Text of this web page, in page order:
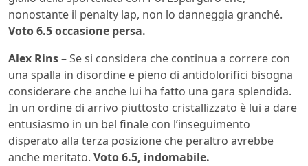
nonostante il penalty lap, non lo danneggia granché.
Voto 6.5 occasione persa.
Alex Rins– Se si considera che continua a correre con
una spalla in disordine e pieno di antidolorifici bisogna
considerare che anche lui ha fatto una gara splendida.
In un ordine di arrivo piuttosto cristallizzato è lui a dare
entusiasmo in un bel finale con l’inseguimento
disperato alla terza posizione che peraltro avrebbe
anche meritato. Voto 6.5, indomabile.